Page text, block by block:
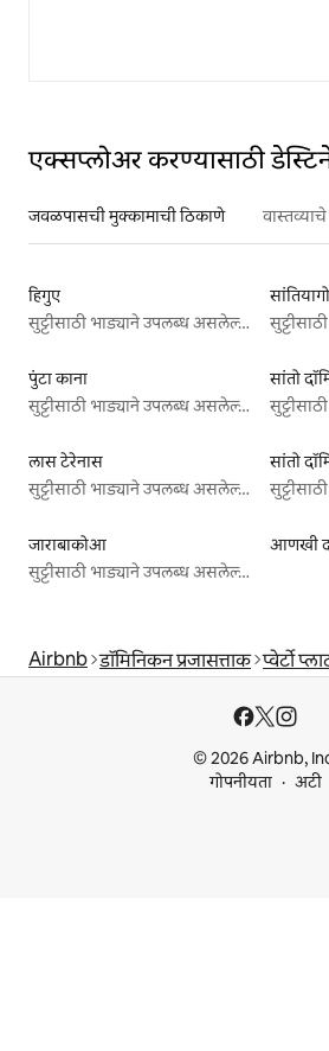
एक्सप्लोअर करण्यासाठी
जवळपासची मुक्कामाची ठिकाणे
हिगुए
सुट्टीसाठी भाड्याने उपलब्ध असलेल्या जागा
पुंटा काना
सुट्टीसाठी भाड्याने उपलब्ध असलेल्या जागा
सांतो
लास टेरेनास
सुट्टीसाठी भाड्याने उपलब्ध असलेल्या जागा
सांतो
जाराबाकोआ
सुट्टीसाठी भाड्याने उपलब्ध असलेल्या जागा
आणखी
Airbnb डॉमिनिकन प्रजासत्ताक प्वेर्टो
© 2026 Airbnb,
गोपनीयता
अटी